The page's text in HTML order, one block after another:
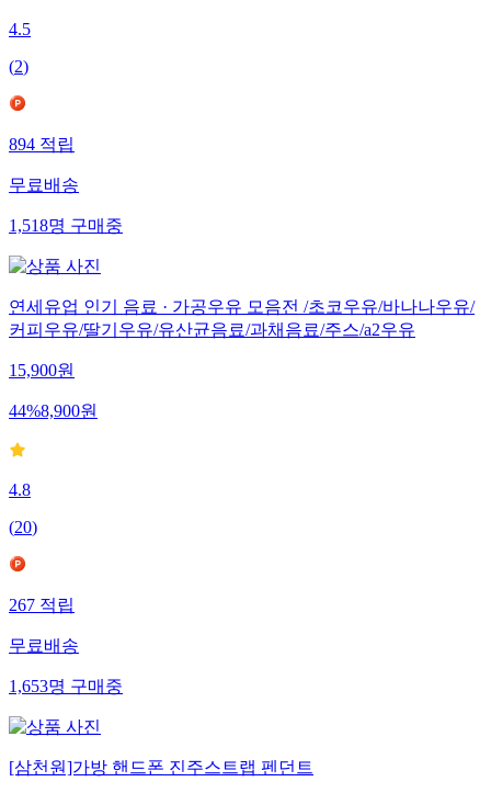
4.5
(2)
894적립
무료배송
1,518명구매중
연세유업 인기 음료 · 가공우유 모음전 /초코우유/바나나우유/
커피우유/딸기우유/유산균음료/과채음료/주스/a2우유
15,900원
44%8,900원
4.8
(20)
267적립
무료배송
1,653명구매중
[삼천원]가방 핸드폰 진주스트랩 펜던트